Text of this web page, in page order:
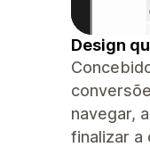
Design
navegar,
finalizar a